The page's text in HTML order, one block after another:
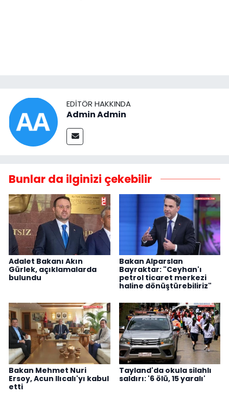
EDITÖR HAKKINDA
Admin Admin
Bunlar da ilginizi çekebilir
Adalet Bakanı Akın
Gürlek, açıklamalarda
bulundu
Bakan Alparslan
Bayraktar: "Ceyhan'ı
petrol ticaret merkezi
haline dönüştürebiliriz"
Bakan Mehmet Nuri
Ersoy, Acun Ilıcalı'yı kabul
etti
Tayland'da okula silahlı
saldırı: '6 ölü, 15 yaralı'